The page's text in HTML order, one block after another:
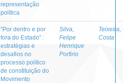
representação
política
“Por dentro e por
fora do Estado” :
estratégias e
desafios no
processo político
de constituição do
Movimento
Silva,
Felipe
Henrique
Porfirio
Teixeira,
Costa